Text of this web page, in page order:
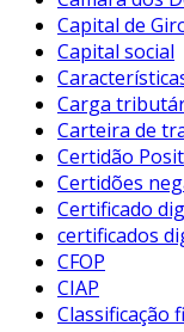
Capital de
Capital social
Carga
Carteira de
Certidão
Certidões
Certificado
certificados
CFOP
CIAP
Classificação